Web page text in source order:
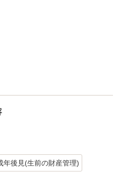
年後見(生前の財産管理)